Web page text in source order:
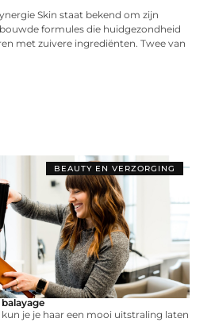
Skin staat bekend om zijn
formules die huidgezondheid
met zuivere ingrediënten. Twee van
BEAUTY EN VERZORGING
je je haar een mooi uitstraling laten